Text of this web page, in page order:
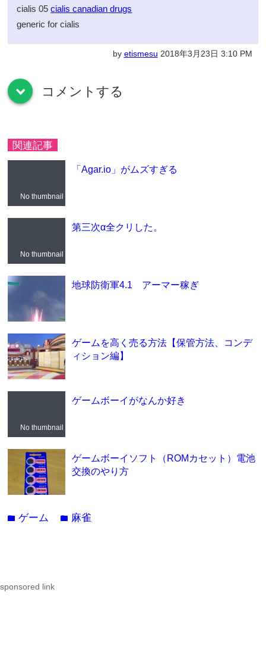
cialis 05cialis canadian drugs
generic for cialis
by etismesu 2018年3月23日 3:10 PM
down コメントする
関連記事
No thumbnail
「Agar.io」がムズすぎる
No thumbnail
第三次α全クリした。
地球防衛軍4.1 アーマー稼ぎ
ゲームを高く売る方法【保管方法、コンデ
ィション編】
No thumbnail
ゲームボーイがなんか好き
ゲームボーイソフト（ROMカセット）電池
交換のやり方
folderゲーム folder 麻雀
sponsored link